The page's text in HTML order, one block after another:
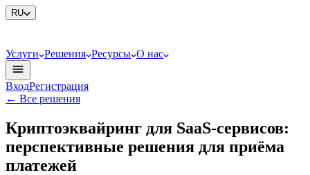
RU
Услуги Решения Ресурсы О нас
ВходРегистрация
← Все решения
Крипто­эквайринг для SaaS-сервисов:
перспективные решения для приёма
платежей